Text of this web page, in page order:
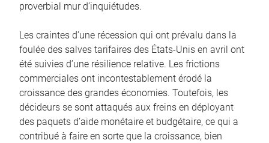
proverbial mur d’inquiétudes.
Les craintes d’une récession qui ont prévalu dans la
foulée des salves tarifaires des États-Unis en avril ont
été suivies d’une résilience relative. Les frictions
commerciales ont incontestablement érodé la
croissance des grandes économies. Toutefois, les
décideurs se sont attaqués aux freins en déployant
des paquets d’aide monétaire et budgétaire, ce qui a
contribué à faire en sorte que la croissance, bien